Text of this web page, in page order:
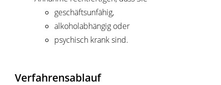
geschäftsunfähig,
alkoholabhängig oder
psychisch krank sind.
Verfahrensablauf